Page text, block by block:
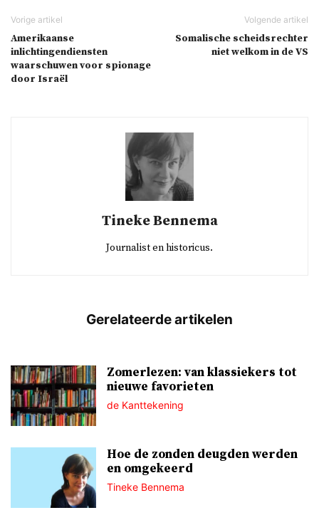
Amerikaanse
inlichtingendiensten
waarschuwen voor spionage
door Israël
Somalische scheidsrechter
niet welkom in de VS
Tineke Bennema
Journalist en historicus.
Zomerlezen: van klassiekers tot
nieuwe favorieten
de Kanttekening
Hoe de zonden deugden werden
en omgekeerd
Tineke Bennema